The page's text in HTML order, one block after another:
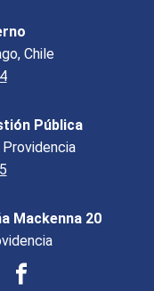
Chile
Pública
Providencia
Mackenna 20